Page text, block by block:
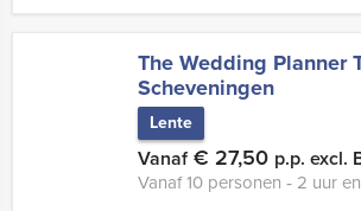
The Wedding Planner
Scheveningen
Lente
Vanaf€ 27,50 p.p. excl.
Vanaf 10 personen ‐ 2 uur